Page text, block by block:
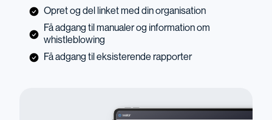
Opret og del linket med din organisation
Få adgang til manualer og information om
whistleblowing
Få adgang til eksisterende rapporter